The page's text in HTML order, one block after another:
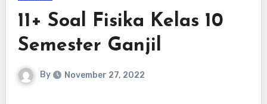
11+ Soal Fisika Kelas 10
Semester Ganjil
By November 27, 2022